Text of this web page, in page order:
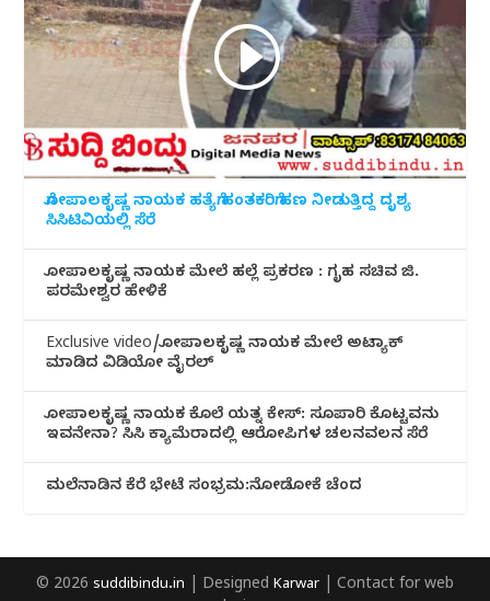
ಗೋಪಾಲಕೃಷ್ಣ ನಾಯಕ ಹತ್ಯೆಗೆ ಹಂತಕರಿಗೆ ಹಣ ನೀಡುತ್ತಿದ್ದ ದೃಶ್ಯ
ಸಿಸಿಟಿವಿಯಲ್ಲಿ ಸೆರೆ
ಗೋಪಾಲಕೃಷ್ಣ ನಾಯಕ ಮೇಲೆ ಹಲ್ಲೆ ಪ್ರಕರಣ : ಗೃಹ ಸಚಿವ ಜಿ.
ಪರಮೇಶ್ವರ ಹೇಳಿಕೆ
Exclusive video/ಗೋಪಾಲಕೃಷ್ಣ ನಾಯಕ ಮೇಲೆ ಅಟ್ಯಾಕ್
ಮಾಡಿದ ವಿಡಿಯೋ ವೈರಲ್
ಗೋಪಾಲಕೃಷ್ಣ ನಾಯಕ ಕೊಲೆ ಯತ್ನ ಕೇಸ್: ಸೂಪಾರಿ ಕೊಟ್ಟವನು
ಇವನೇನಾ? ಸಿಸಿ ಕ್ಯಾಮೆರಾದಲ್ಲಿ ಆರೋಪಿಗಳ ಚಲನವಲನ ಸೆರೆ
ಮಲೆನಾಡಿ‌ನ ಕೆರೆ ಭೇಟೆ ಸಂಭ್ರಮ:ನೋಡೋಕೆ ಚೆಂದ
© 2026 suddibindu.in | Designed Karwar | Contact for web